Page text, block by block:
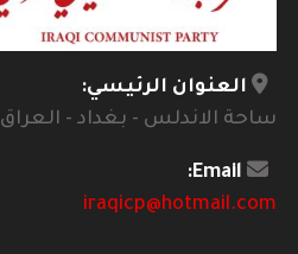
العنوان الرئيسي:
ساحة الاندلس - بغداد - العراق
Email:
iraqicp@hotmail.com